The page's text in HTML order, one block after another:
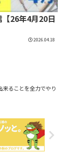
26年4月20日
2026.04.18
ることを全力でやり